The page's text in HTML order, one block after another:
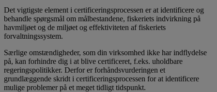
Det vigtigste element i certificeringsprocessen er at identificere og
behandle spørgsmål om målbestandene, fiskeriets indvirkning på
havmiljøet og de miljøet og effektiviteten af fiskeriets
forvaltningssystem.
Særlige omstændigheder, som din virksomhed ikke har indflydelse
på, kan forhindre dig i at blive certificeret, f.eks. uholdbare
regeringspolitikker. Derfor er forhåndsvurderingen et
grundlæggende skridt i certificeringsprocessen for at identificere
mulige problemer på et meget tidligt tidspunkt.